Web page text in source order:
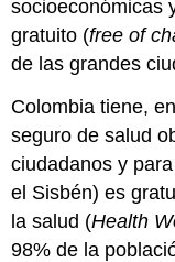
socioeconómicas
gratuito (free of
de las grandes
Colombia tiene,
seguro de salud
ciudadanos y
el Sisbén) es
la salud (Health
98% de la